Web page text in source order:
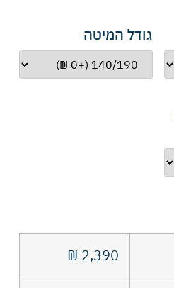
גודל המיטה
2,390
₪